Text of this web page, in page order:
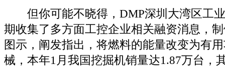
但你可能不晓得，DMP深圳大湾区工业
期收集了多方面工控企业相关融资消息，
图示，阐发指出，将燃料的能量改变为有
械，本年1月我国挖掘机销量达1.87万台，